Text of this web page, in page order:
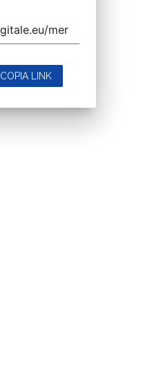
COPIA LINK